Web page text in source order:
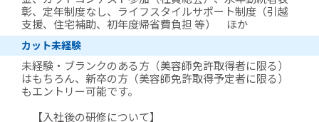
彰、定年制度なし、ライフスタイルサポート制度（引越
支援、住宅補助、初年度帰省費負担 等） ほか
カット未経験
未経験・ブランクのある方（美容師免許取得者に限る）
はもちろん、新卒の方（美容師免許取得予定者に限る）
もエントリー可能です。
【入社後の研修について】